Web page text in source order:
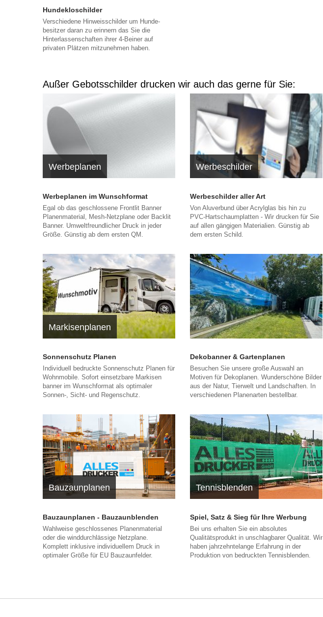
Hundekloschilder
Verschiedene Hinweisschilder um Hunde-
besitzer daran zu erinnern das Sie die
Hinterlassenschaften ihrer 4-Beiner auf
privaten Plätzen mitzunehmen haben.
Außer Gebotsschilder drucken wir auch das gerne für Sie:
Werbeplanen
Werbeplanen im Wunschformat
Egal ob das geschlossene Frontlit Banner
Planenmaterial, Mesh-Netzplane oder Backlit
Banner. Umweltfreundlicher Druck in jeder
Größe. Günstig ab dem ersten QM.
Werbeschilder
Werbeschilder aller Art
Von Aluverbund über Acrylglas bis hin zu
PVC-Hartschaumplatten - Wir drucken für Sie
auf allen gängigen Materialien. Günstig ab
dem ersten Schild.
Markisenplanen
Sonnenschutz Planen
Individuell bedruckte Sonnenschutz Planen für
Wohnmobile. Sofort einsetzbare Markisen
banner im Wunschformat als optimaler
Sonnen-, Sicht- und Regenschutz.
Dekobanner & Gartenplanen
Besuchen Sie unsere große Auswahl an
Motiven für Dekoplanen. Wunderschöne Bilder
aus der Natur, Tierwelt und Landschaften. In
verschiedenen Planenarten bestellbar.
Bauzaunplanen
Bauzaunplanen - Bauzaunblenden
Wahlweise geschlossenes Planenmaterial
oder die winddurchlässige Netzplane.
Komplett inklusive individuellem Druck in
optimaler Größe für EU Bauzaunfelder.
Tennisblenden
Spiel, Satz & Sieg für Ihre Werbung
Bei uns erhalten Sie ein absolutes
Qualitätsprodukt in unschlagbarer Qualität. Wir
haben jahrzehntelange Erfahrung in der
Produktion von bedruckten Tennisblenden.